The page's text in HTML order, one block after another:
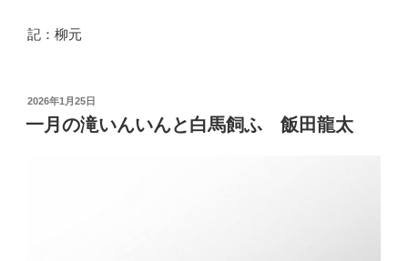
記：柳元
投
2026年1月25日
一月の滝いんいんと白馬飼ふ 飯田龍太